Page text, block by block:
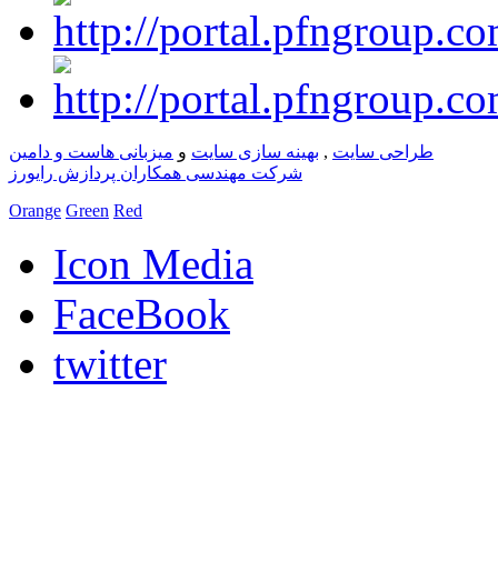
طراحی سایت , بهینه سازی سایت و میزبانی هاست و دامین
شرکت مهندسی همکاران پردازش رایورز
Orange Green Red
Icon Media
FaceBook
twitter